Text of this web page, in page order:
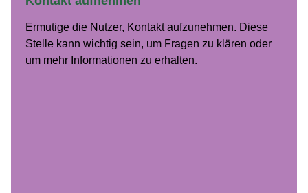
Ermutige die Nutzer, Kon­takt aufzunehmen. Diese
Stelle kann wichtig sein, um Fra­gen zu klären oder
um mehr Infor­ma­tio­nen zu erhal­ten.